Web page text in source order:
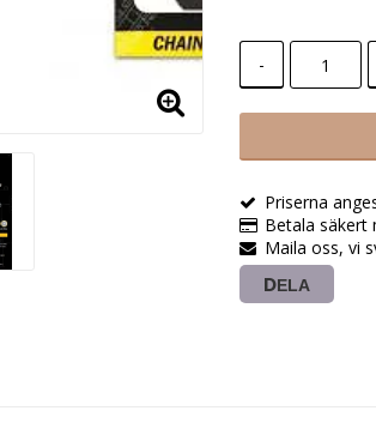
-
Priserna
Betala säkert
Maila oss, vi
DELA